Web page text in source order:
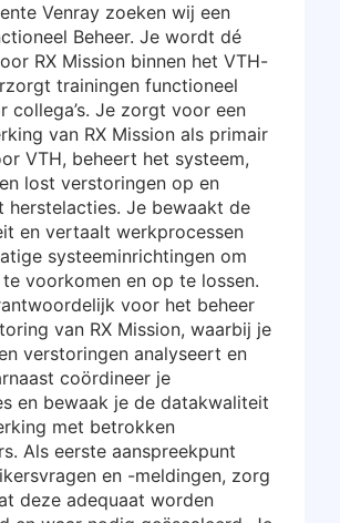
Venray zoeken wij een
Beheer. Je wordt dé
RX Mission binnen het VTH-
trainingen functioneel
collega’s. Je zorgt voor een
van RX Mission als primair
VTH, beheert het systeem,
lost verstoringen op en
herstelacties. Je bewaakt de
en vertaalt werkprocessen
systeeminrichtingen om
voorkomen en op te lossen.
voor het beheer
van RX Mission, waarbij je
verstoringen analyseert en
coördineer je
en bewaak je de datakwaliteit
met betrokken
Als eerste aanspreekpunt
en -meldingen, zorg
deze adequaat worden